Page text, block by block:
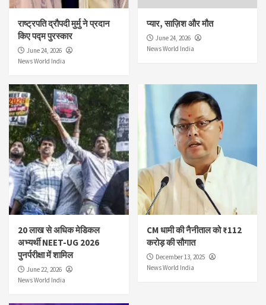
राष्ट्रपति द्रौपदी मुर्मु ने प्रदान
किए पद्म पुरस्कार
June 24, 2026
News World India
प्यार, साज़िश और मौत
June 24, 2026
News World India
20 लाख से अधिक मेडिकल
अभ्यर्थी NEET-UG 2026
पुनर्परीक्षा में शामिल
June 22, 2026
News World India
CM धामी की नैनीताल को ₹112
करोड़ की सौगात
December 13, 2025
News World India